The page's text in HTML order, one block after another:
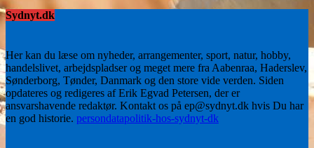
Sydnyt.dk
Her kan du læse om nyheder, arrangementer, sport, natur, hobby,
handelslivet, arbejdspladser og meget mere fra Aabenraa, Haderslev,
Sønderborg, Tønder, Danmark og den store vide verden. Siden
opdateres og redigeres af Erik Egvad Petersen, der er
ansvarshavende redaktør. Kontakt os på ep@sydnyt.dk hvis Du har
en god historie. persondatapolitik-hos-sydnyt-dk